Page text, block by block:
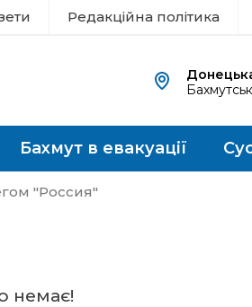
Редакційна політика
Бахмут в евакуації
"Россия"
немає!